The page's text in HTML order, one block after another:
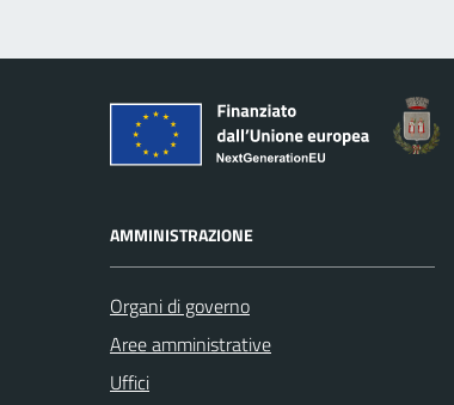
AMMINISTRAZIONE
Organi di governo
Aree amministrative
Uffici